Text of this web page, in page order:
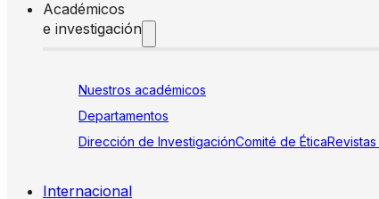
Académicos
e investigación
Nuestros académicos
Departamentos
Dirección de InvestigaciónComité de ÉticaRevistas
Internacional